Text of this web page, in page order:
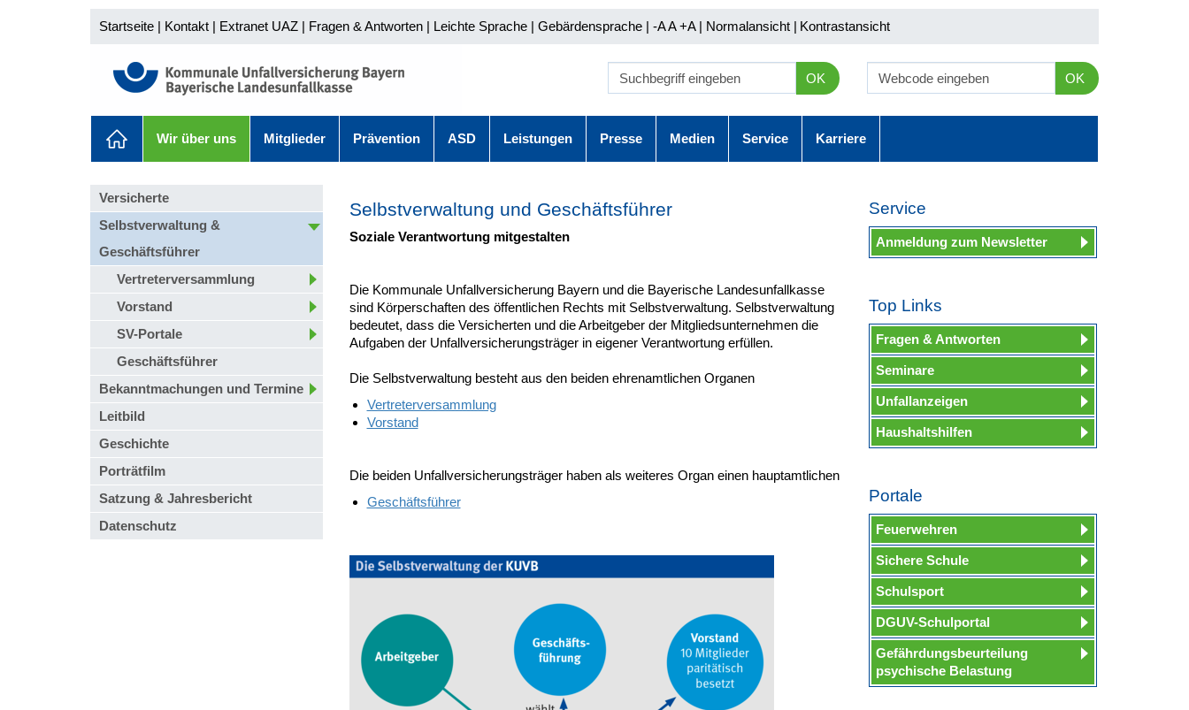
Startseite | Kontakt | Extranet UAZ | Fragen & Antworten | Leichte Sprache | Gebärdensprache | -A A+A | Normalansicht | Kontrastansicht
OK OK
Wir über uns Mitglieder Prävention ASD Leistungen Presse Medien Service Karriere
Versicherte
Selbstverwaltung &
Geschäftsführer
Vertreterversammlung
Vorstand
SV-Portale
Geschäftsführer
Bekanntmachungen und Termine
Leitbild
Geschichte
Porträtfilm
Satzung & Jahresbericht
Datenschutz
Selbstverwaltung und Geschäftsführer
Soziale Verantwortung mitgestalten
Die Kommunale Unfallversicherung Bayern und die Bayerische Landesunfallkasse
sind Körperschaften des öffentlichen Rechts mit Selbstverwaltung. Selbstverwaltung
bedeutet, dass die Versicherten und die Arbeitgeber der Mitgliedsunternehmen die
Aufgaben der Unfallversicherungsträger in eigener Verantwortung erfüllen.
Die Selbstverwaltung besteht aus den beiden ehrenamtlichen Organen
Vertreterversammlung
Vorstand
Die beiden Unfallversicherungsträger haben als weiteres Organ einen hauptamtlichen
Geschäftsführer
Service
Anmeldung zum Newsletter
Top Links
Fragen & Antworten
Seminare
Unfallanzeigen
Haushaltshilfen
Portale
Feuerwehren
Sichere Schule
Schulsport
DGUV-Schulportal
Gefährdungsbeurteilung
psychische Belastung